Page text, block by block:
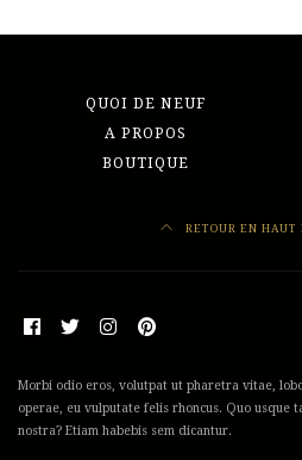
QUOI DE NEUF
A PROPOS
BOUTIQUE
RETOUR EN HAUT
Morbi odio eros, volutpat ut pharetra vitae,
operae, eu vulputate felis rhoncus. Quo usque
nostra? Etiam habebis sem dicantur.